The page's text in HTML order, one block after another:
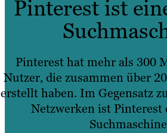
Pinterest ist
Pinterest hat mehr als 300
Nutzer, die zusammen über
erstellt haben. Im Gegensatz
Netzwerken ist Pinterest